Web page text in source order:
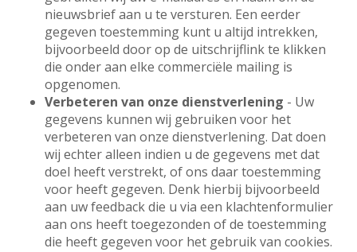
nieuwsbrief aan u te versturen. Een eerder
gegeven toestemming kunt u altijd intrekken,
bijvoorbeeld door op de uitschrijflink te klikken
die onder aan elke commerciële mailing is
opgenomen.
Verbeteren van onze dienstverlening - Uw
gegevens kunnen wij gebruiken voor het
verbeteren van onze dienstverlening. Dat doen
wij echter alleen indien u de gegevens met dat
doel heeft verstrekt, of ons daar toestemming
voor heeft gegeven. Denk hierbij bijvoorbeeld
aan uw feedback die u via een klachtenformulier
aan ons heeft toegezonden of de toestemming
die heeft gegeven voor het gebruik van cookies.